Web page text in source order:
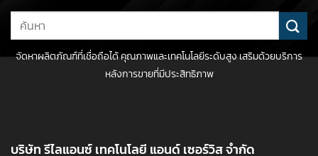
Search
for:
จัดหาผลิตภัณฑ์ที่เชื่อถือได้ คุณภาพและเทคโนโลยีระดับสูง เสริมด้วยบริการ
หลังการขายที่มีประสิทธิภาพ
บริษัท รีไลแอนซ์ เทคโนโลยี แอนด์ เซอร์วิส จำกัด